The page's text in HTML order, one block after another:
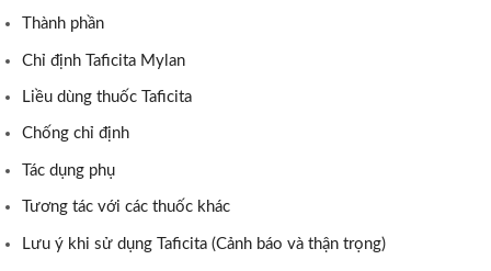
Thành phần
Chỉ định Taficita Mylan
Liều dùng thuốc Taficita
Chống chỉ định
Tác dụng phụ
Tương tác với các thuốc khác
Lưu ý khi sử dụng Taficita (Cảnh báo và thận trọng)